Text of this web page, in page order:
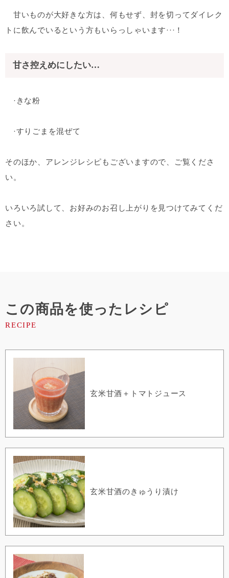
甘いものが大好きな方は、何もせず、封を切ってダイレク
トに飲んでいるという方もいらっしゃいます···！
甘さ控えめにしたい…
·きな粉
·すりごまを混ぜて
そのほか、アレンジレシピもございますので、ご覧くださ
い。
いろいろ試して、お好みのお召し上がりを見つけてみてくだ
さい。
この商品を使ったレシピ
玄米甘酒＋トマトジュース
玄米甘酒のきゅうり漬け